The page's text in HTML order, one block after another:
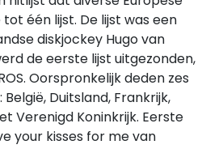
één lijst. De lijst was een
diskjockey Hugo van
de eerste lijst uitgezonden,
Oorspronkelijk deden zes
Duitsland, Frankrijk,
Verenigd Koninkrijk. Eerste
your kisses for me van